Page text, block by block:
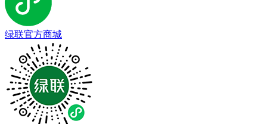
绿联官方商城